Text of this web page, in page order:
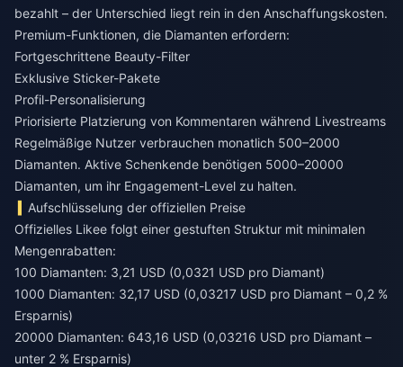
bezahlt – der Unterschied liegt rein in den Anschaffungskosten.
Premium-Funktionen, die Diamanten erfordern:
Fortgeschrittene Beauty-Filter
Exklusive Sticker-Pakete
Profil-Personalisierung
Priorisierte Platzierung von Kommentaren während Livestreams
Regelmäßige Nutzer verbrauchen monatlich 500–2000
Diamanten. Aktive Schenkende benötigen 5000–20000
Diamanten, um ihr Engagement-Level zu halten.
Aufschlüsselung der offiziellen Preise
Offizielles Likee folgt einer gestuften Struktur mit minimalen
Mengenrabatten:
100 Diamanten: 3,21 USD (0,0321 USD pro Diamant)
1000 Diamanten: 32,17 USD (0,03217 USD pro Diamant – 0,2 %
Ersparnis)
20000 Diamanten: 643,16 USD (0,03216 USD pro Diamant –
unter 2 % Ersparnis)